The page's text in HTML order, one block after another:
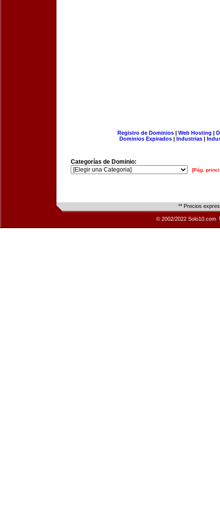
Registro de Dominios| Web Hosting |
Dominios Expirados | Industrias |
Categorías de Dominio:
[Pág.
** Precios
© 2002/2022 Solo10.com